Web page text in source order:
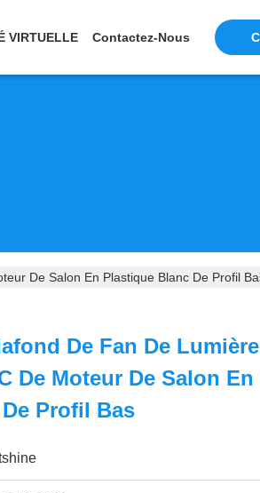
VIRTUELLE Contactez-Nous
De Salon En Plastique Blanc De Profil
De Fan De Lumière
De Moteur De Salon En
Profil Bas